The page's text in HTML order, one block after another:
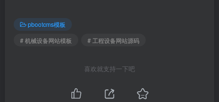
pbootcms模板
# 机械设备网站模板
# 工程设备网站源码
喜欢就支持一下吧